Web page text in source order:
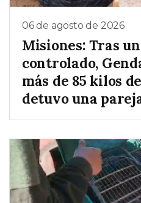
06 de agosto de 2026
Misiones: Tras
controlado,
más de 85 kilos
detuvo una